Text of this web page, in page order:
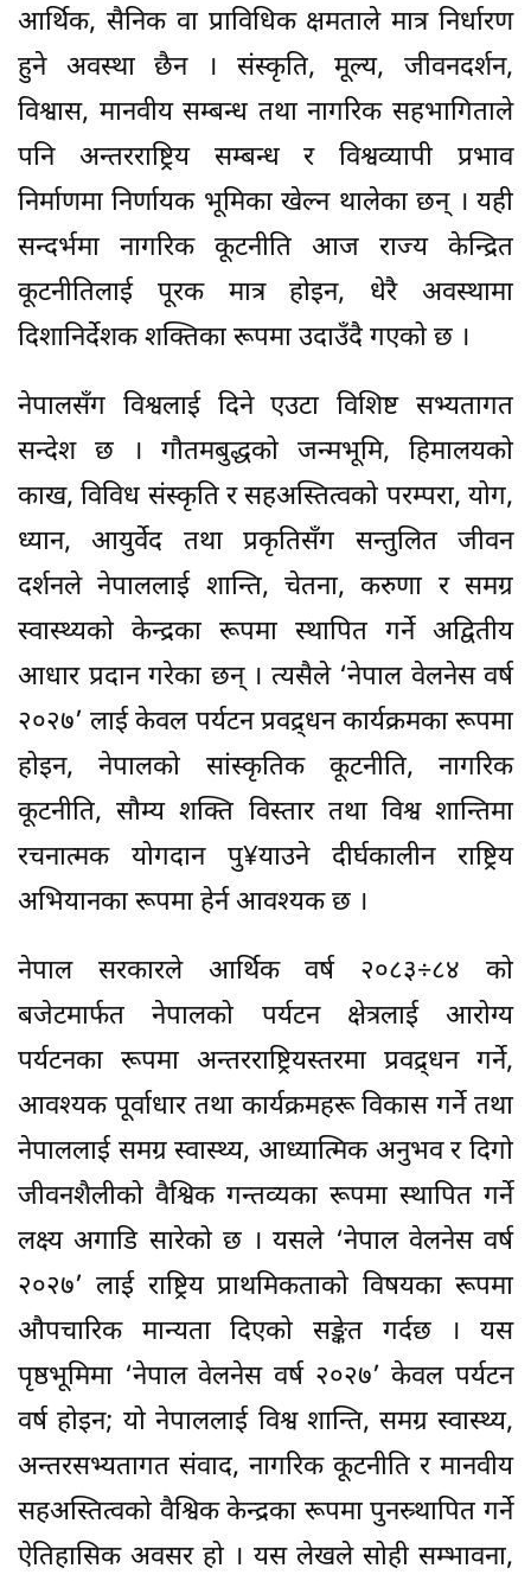
आर्थिक, सैनिक वा प्राविधिक क्षमताले मात्र निर्धारण
हुने अवस्था छैन । संस्कृति, मूल्य, जीवनदर्शन,
विश्वास, मानवीय सम्बन्ध तथा नागरिक सहभागिताले
पनि अन्तरराष्ट्रिय सम्बन्ध र विश्वव्यापी प्रभाव
निर्माणमा निर्णायक भूमिका खेल्न थालेका छन् । यही
सन्दर्भमा नागरिक कूटनीति आज राज्य केन्द्रित
कूटनीतिलाई पूरक मात्र होइन, धेरै अवस्थामा
दिशानिर्देशक शक्तिका रूपमा उदाउँदै गएको छ ।
नेपालसँग विश्वलाई दिने एउटा विशिष्ट सभ्यतागत
सन्देश छ । गौतमबुद्धको जन्मभूमि, हिमालयको
काख, विविध संस्कृति र सहअस्तित्वको परम्परा, योग,
ध्यान, आयुर्वेद तथा प्रकृतिसँग सन्तुलित जीवन
दर्शनले नेपाललाई शान्ति, चेतना, करुणा र समग्र
स्वास्थ्यको केन्द्रका रूपमा स्थापित गर्ने अद्वितीय
आधार प्रदान गरेका छन् । त्यसैले ‘नेपाल वेलनेस वर्ष
२०२७’ लाई केवल पर्यटन प्रवद्र्धन कार्यक्रमका रूपमा
होइन, नेपालको सांस्कृतिक कूटनीति, नागरिक
कूटनीति, सौम्य शक्ति विस्तार तथा विश्व शान्तिमा
रचनात्मक योगदान पु¥याउने दीर्घकालीन राष्ट्रिय
अभियानका रूपमा हेर्न आवश्यक छ ।
नेपाल सरकारले आर्थिक वर्ष २०८३÷८४ को
बजेटमार्फत नेपालको पर्यटन क्षेत्रलाई आरोग्य
पर्यटनका रूपमा अन्तरराष्ट्रियस्तरमा प्रवद्र्धन गर्ने,
आवश्यक पूर्वाधार तथा कार्यक्रमहरू विकास गर्ने तथा
नेपाललाई समग्र स्वास्थ्य, आध्यात्मिक अनुभव र दिगो
जीवनशैलीको वैश्विक गन्तव्यका रूपमा स्थापित गर्ने
लक्ष्य अगाडि सारेको छ । यसले ‘नेपाल वेलनेस वर्ष
२०२७’ लाई राष्ट्रिय प्राथमिकताको विषयका रूपमा
औपचारिक मान्यता दिएको सङ्केत गर्दछ । यस
पृष्ठभूमिमा ‘नेपाल वेलनेस वर्ष २०२७’ केवल पर्यटन
वर्ष होइन; यो नेपाललाई विश्व शान्ति, समग्र स्वास्थ्य,
अन्तरसभ्यतागत संवाद, नागरिक कूटनीति र मानवीय
सहअस्तित्वको वैश्विक केन्द्रका रूपमा पुनस्र्थापित गर्ने
ऐतिहासिक अवसर हो । यस लेखले सोही सम्भावना,